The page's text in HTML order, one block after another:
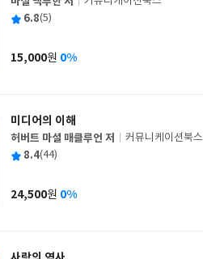
글
쓴
출
사
평 6.8(5)
가
15,000원 0%
미디어의 이해
글
쓴
허버트 마셜 매클루언 저
출
사
커뮤니케이션북스
평 8.4(44)
가
24,500원 0%